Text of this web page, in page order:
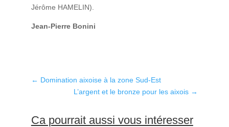
Jérôme HAMELIN).
Jean-Pierre Bonini
← Domination aixoise à la zone Sud-Est
L’argent et le bronze pour les aixois →
Ca pourrait aussi vous intéresser